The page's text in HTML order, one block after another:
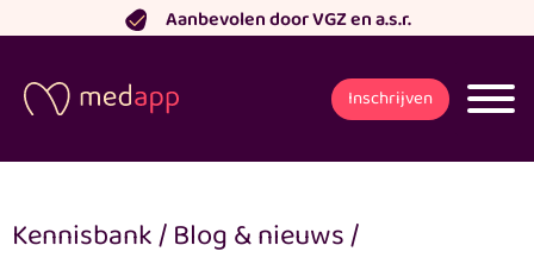
naar
inhoud
Aanbevolen door VGZ en a.s.r.
Inschrijven
Kennisbank/Blog & nieuws/